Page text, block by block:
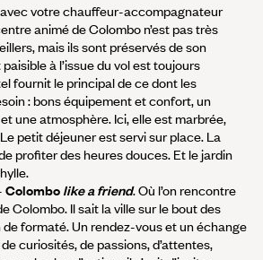
votre chauffeur-accompagnateur
animé de Colombo n’est pas très
mais ils sont préservés de son
à l’issue du vol est toujours
fournit le principal de ce dont les
: bons équipement et confort, un
une atmosphère. Ici, elle est marbrée,
petit déjeuner est servi sur place. La
profiter des heures douces. Et le jardin
Colombo like a friend. Où l’on rencontre
Colombo. Il sait la ville sur le bout des
de formaté. Un rendez-vous et un échange
curiosités, de passions, d’attentes,